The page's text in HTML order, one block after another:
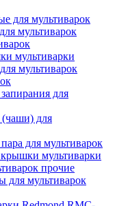
для мультиварок
мультиварок
мультиварки
мультиварок
для
для
для мультиварок
мультиварки
прочие
для мультиварок